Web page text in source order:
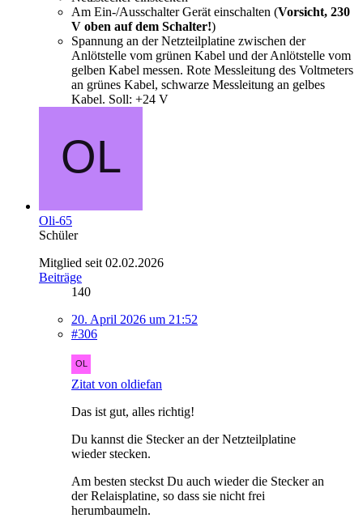
Am Ein-/Ausschalter Gerät einschalten (Vorsicht, 230
V oben auf dem Schalter!)
Spannung an der Netzteilplatine zwischen der
Anlötstelle vom grünen Kabel und der Anlötstelle vom
gelben Kabel messen. Rote Messleitung des Voltmeters
an grünes Kabel, schwarze Messleitung an gelbes
Kabel. Soll: +24 V
Oli-65
Schüler
Mitglied seit 02.02.2026
Beiträge
140
20. April 2026 um 21:52
#306
Zitat von oldiefan
Das ist gut, alles richtig!
Du kannst die Stecker an der Netzteilplatine
wieder stecken.
Am besten steckst Du auch wieder die Stecker an
der Relaisplatine, so dass sie nicht frei
herumbaumeln.